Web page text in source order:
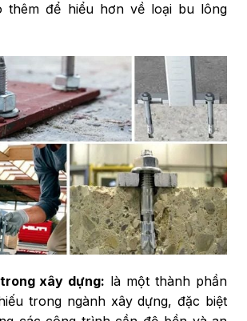
thêm để hiểu hơn về loại bu lông
xây dựng: là một thành phần
trong ngành xây dựng, đặc biệt